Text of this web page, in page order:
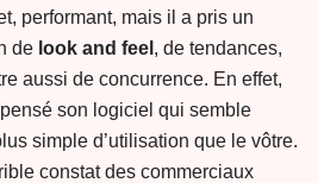
performant, mais il a pris un
de look and feel , de tendances,
aussi de concurrence. En effet,
son logiciel qui semble
simple d’utilisation que le vôtre.
constat des commerciaux